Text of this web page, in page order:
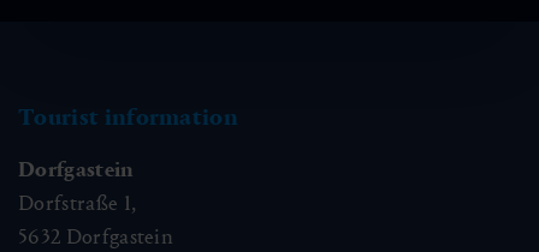
Tourist information
Dorfgastein
Dorfstraße 1,
5632 Dorfgastein